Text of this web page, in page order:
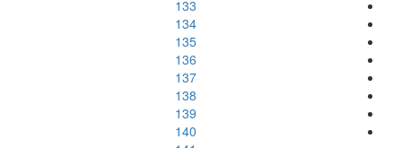
133
134
135
136
137
138
139
140